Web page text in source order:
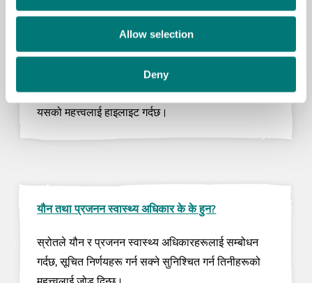
Allow selection
Deny
प्रजनन स्वास्थ्य भनेको के हो?
स्रोतले प्रजनन स्वास्थ्यको एक पूर्ण जानकारी प्रदान गर्दछ,
यसको मुख्य घटकहरू परिभाषित गर्दै र समग्र कल्याणको लागि
यसको महत्त्वलाई हाइलाइट गर्दछ।
यौन तथा प्रजनन स्वास्थ्य अधिकार के के हुन?
स्रोतले यौन र प्रजनन स्वास्थ्य अधिकारहरूलाई सम्बोधन
गर्दछ, सूचित निर्णयहरू गर्न सक्ने सुनिश्चित गर्न तिनीहरूको